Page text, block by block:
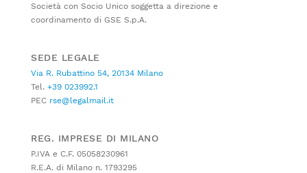
Società con Socio Unico soggetta a direzione e
coordinamento di GSE S.p.A.
SEDE LEGALE
Via R. Rubattino 54, 20134 Milano
Tel. +39 023992.1
PEC rse@legalmail.it
REG. IMPRESE DI MILANO
P.IVA e C.F. 05058230961
R.E.A. di Milano n. 1793295